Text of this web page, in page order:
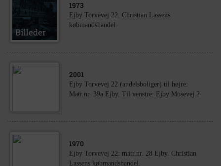
1973
Ejby Torvevej 22. Christian Lassens
købmandshandel.
2001
Ejby Torvevej 22 (andelsboliger) til højre:
Matr.nr. 39a Ejby. Til venstre: Ejby Mosevej 2.
1970
Ejby Torvevej 22: matr.nr. 28 Ejby. Christian
Lassens købmandshandel.